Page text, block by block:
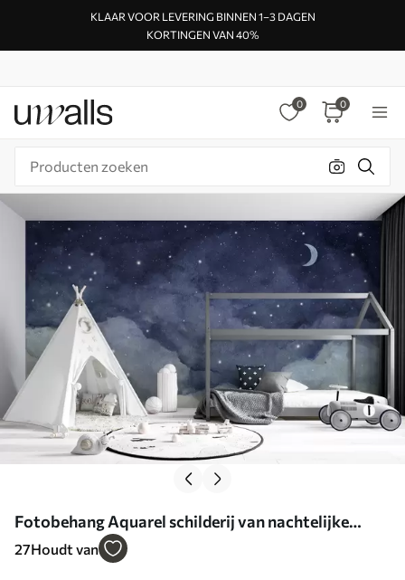
KLAAR VOOR LEVERING BINNEN 1–3 DAGEN
KORTINGEN VAN 40%
0 0
Fotobehang Aquarel schilderij van nachtelijke
hemel met wassende maan en stralende sterren N°
27Houdt van